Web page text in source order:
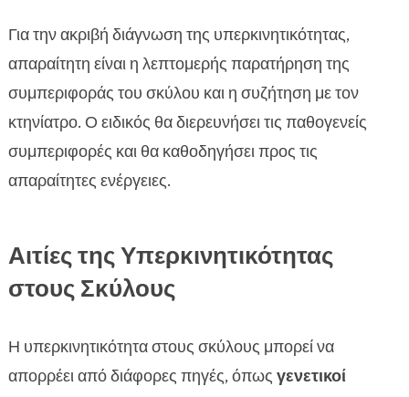
Για την ακριβή διάγνωση της υπερκινητικότητας,
απαραίτητη είναι η λεπτομερής παρατήρηση της
συμπεριφοράς του σκύλου και η συζήτηση με τον
κτηνίατρο. Ο ειδικός θα διερευνήσει τις παθογενείς
συμπεριφορές και θα καθοδηγήσει προς τις
απαραίτητες ενέργειες.
Αιτίες της Υπερκινητικότητας
στους Σκύλους
Η υπερκινητικότητα στους σκύλους μπορεί να
απορρέει από διάφορες πηγές, όπως γενετικοί